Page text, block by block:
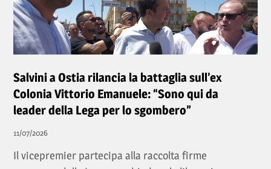
Salvini a Ostia rilancia la battaglia sull’ex
Colonia Vittorio Emanuele: “Sono qui da
leader della Lega per lo sgombero”
11/07/2026
Il vicepremier partecipa alla raccolta firme